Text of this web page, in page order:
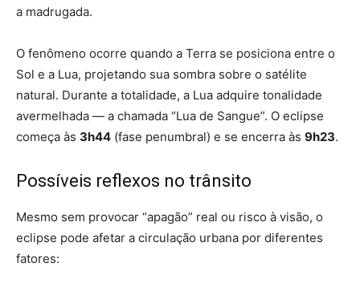
a madrugada.
O fenômeno ocorre quando a Terra se posiciona entre o
Sol e a Lua, projetando sua sombra sobre o satélite
natural. Durante a totalidade, a Lua adquire tonalidade
avermelhada — a chamada “Lua de Sangue”. O eclipse
começa às 3h44 (fase penumbral) e se encerra às 9h23.
Possíveis reflexos no trânsito
Mesmo sem provocar “apagão” real ou risco à visão, o
eclipse pode afetar a circulação urbana por diferentes
fatores: